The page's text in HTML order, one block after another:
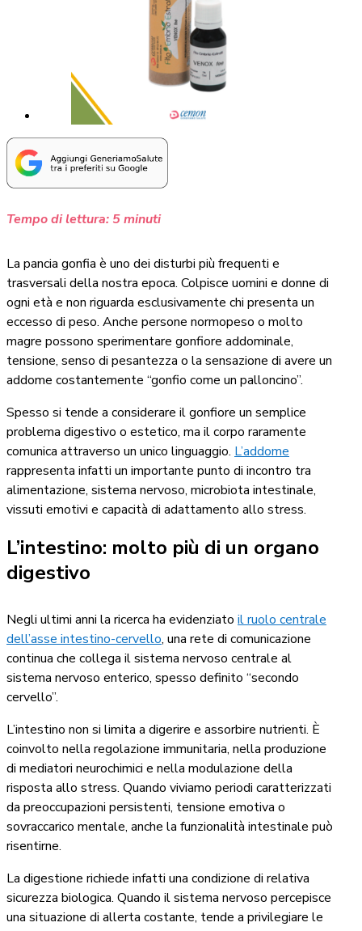
Tempo di lettura: 5minuti
La pancia gonfia è uno dei disturbi più frequenti e
trasversali della nostra epoca. Colpisce uomini e donne di
ogni età e non riguarda esclusivamente chi presenta un
eccesso di peso. Anche persone normopeso o molto
magre possono sperimentare gonfiore addominale,
tensione, senso di pesantezza o la sensazione di avere un
addome costantemente “gonfio come un palloncino”.
Spesso si tende a considerare il gonfiore un semplice
problema digestivo o estetico, ma il corpo raramente
comunica attraverso un unico linguaggio. L’addome
rappresenta infatti un importante punto di incontro tra
alimentazione, sistema nervoso, microbiota intestinale,
vissuti emotivi e capacità di adattamento allo stress.
L’intestino: molto più di un organo
digestivo
Negli ultimi anni la ricerca ha evidenziato il ruolo centrale
dell’asse intestino-cervello, una rete di comunicazione
continua che collega il sistema nervoso centrale al
sistema nervoso enterico, spesso definito “secondo
cervello”.
L’intestino non si limita a digerire e assorbire nutrienti. È
coinvolto nella regolazione immunitaria, nella produzione
di mediatori neurochimici e nella modulazione della
risposta allo stress. Quando viviamo periodi caratterizzati
da preoccupazioni persistenti, tensione emotiva o
sovraccarico mentale, anche la funzionalità intestinale può
risentirne.
La digestione richiede infatti una condizione di relativa
sicurezza biologica. Quando il sistema nervoso percepisce
una situazione di allerta costante, tende a privilegiare le